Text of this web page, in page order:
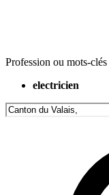
Profession ou mots-clés
electricien